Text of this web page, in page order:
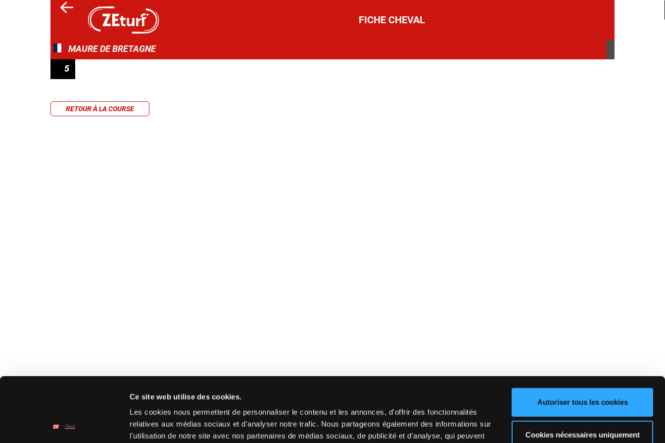
Ce site web utilise des cookies.
Les cookies nous permettent de personnaliser le contenu et les annonces, d'offrir des fonctionnalités
relatives aux médias sociaux et d'analyser notre trafic. Nous partageons également des informations sur
l'utilisation de notre site avec nos partenaires de médias sociaux, de publicité et d'analyse, qui peuvent
Autoriser tous les cookies
Cookies nécessaires uniquement
FICHE CHEVAL
MAURE DE BRETAGNE
5
RETOUR À LA COURSE